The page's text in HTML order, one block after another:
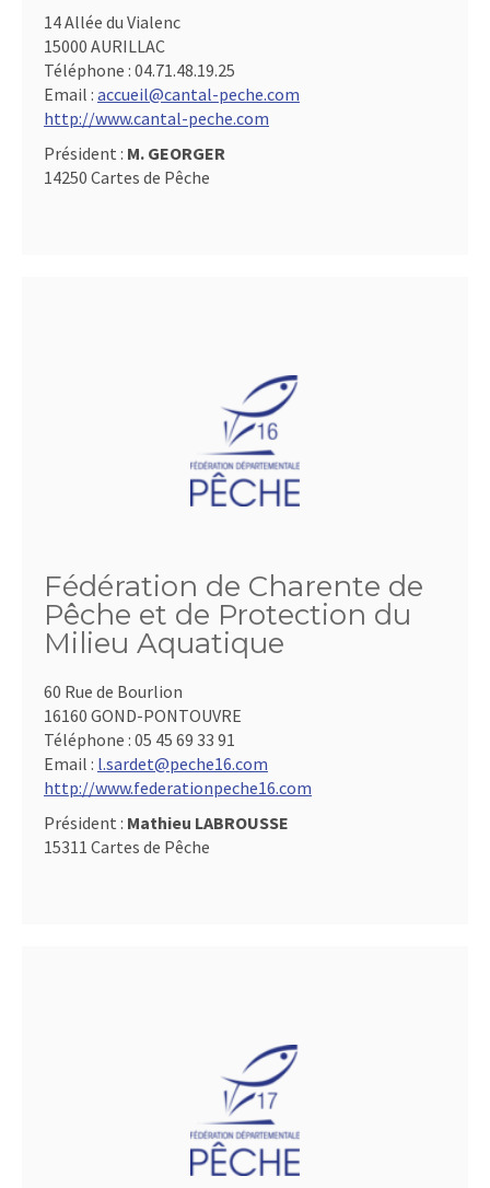
14 Allée du Vialenc
15000 AURILLAC
Téléphone : 04.71.48.19.25
Email : accueil@cantal-peche.com
http://www.cantal-peche.com
Président : M. GEORGER
14250 Cartes de Pêche
Fédération de Charente de
Pêche et de Protection du
Milieu Aquatique
60 Rue de Bourlion
16160 GOND-PONTOUVRE
Téléphone : 05 45 69 33 91
Email : l.sardet@peche16.com
http://www.federationpeche16.com
Président : Mathieu LABROUSSE
15311 Cartes de Pêche